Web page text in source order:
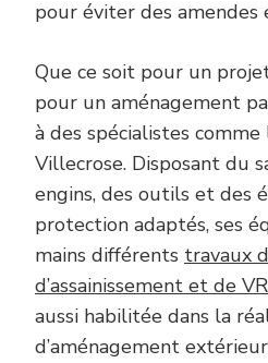
pour éviter des amendes
Que ce soit pour un
pour un aménagement
à des spécialistes
Villecrose. Disposant du
engins, des outils et des
protection adaptés, ses
mains différents travaux
d’assainissement et de
aussi habilitée dans la
d’aménagement